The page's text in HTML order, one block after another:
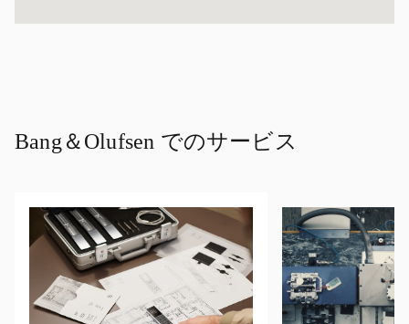
Bang＆Olufsen でのサービス